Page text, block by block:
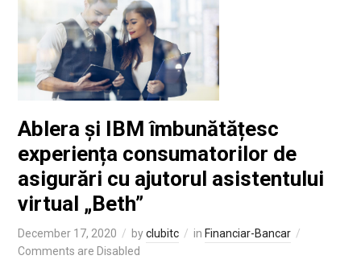
Ablera și IBM îmbunătățesc
experiența consumatorilor de
asigurări cu ajutorul asistentului
virtual „Beth”
December 17, 2020 byclubitc in Financiar-Bancar
Comments are Disabled